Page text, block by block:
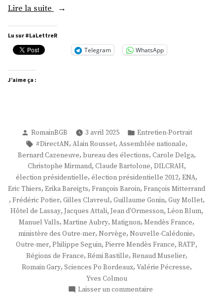
Lire la suite
« M.
Potier »
Lu sur #LaLettreR
Telegram WhatsApp
J’aime ça :
Publié
par
RomainBGB 3 avril 2025
Publié
dans
Entretien-Portrait
Étiquettes :
#DirectAN, Alain Rousset, Assemblée nationale,
Bernard Cazeneuve, bureau des élections, Carole Delga,
Christophe Mirmand, Claude Bartolone, DILCRAH,
élection présidentielle, élection présidentielle 2012, ENA,
Eric Thiers, Erika Bareigts, François Baroin, François Mitterrand
, Frédéric Potier, Gilles Clavreul, Guillaume Gonin, Guy Mollet,
Hôtel de Lassay, Jacques Attali, Jean d'Ormesson, Léon Blum,
Manuel Valls, Martine Aubry, Matignon, Mendès France,
ministère des Outre-mer, Norvège, Nouvelle-Calédonie,
Outre-mer, Philippe Seguin, Pierre Mendès France, RATP,
Régions de France, Rémi Bastille, Renaud Muselier,
Romain Gary, Sciences Po Bordeaux, Valérie Pécresse,
Yves Colmou
Laisser un commentaire